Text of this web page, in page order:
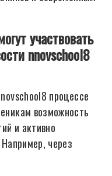
участвовать
nnovschool8
процессе
возможность
и активно
через